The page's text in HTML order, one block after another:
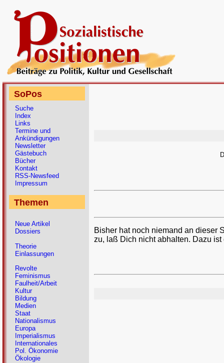
Bisher hat noch niemand an dieser
zu, laß Dich nicht abhalten. Dazu
SoPos
Suche
Index
Links
Termine und
Ankündigungen
Newsletter
Gästebuch
Bücher
Kontakt
RSS-Newsfeed
Impressum
Themen
Neue Artikel
Dossiers
Theorie
Einlassungen
Revolte
Feminismus
Faulheit/Arbeit
Kultur
Bildung
Medien
Staat
Nationalismus
Europa
Imperialismus
Internationales
Pol. Ökonomie
Ökologie